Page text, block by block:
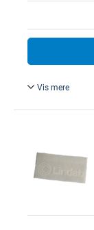
Vis mere
Bredde = 100